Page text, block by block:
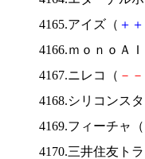
4165.アイズ（ ＋ ＋
4166.ｍｏｎｏＡ
4167.ニレコ（ － －
4168.シリコンス
4169.フィーチャ（
4170.三井住友ト